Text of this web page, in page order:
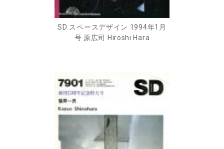
SD スペースデザイン 1994年1月
号 原広司 Hiroshi Hara